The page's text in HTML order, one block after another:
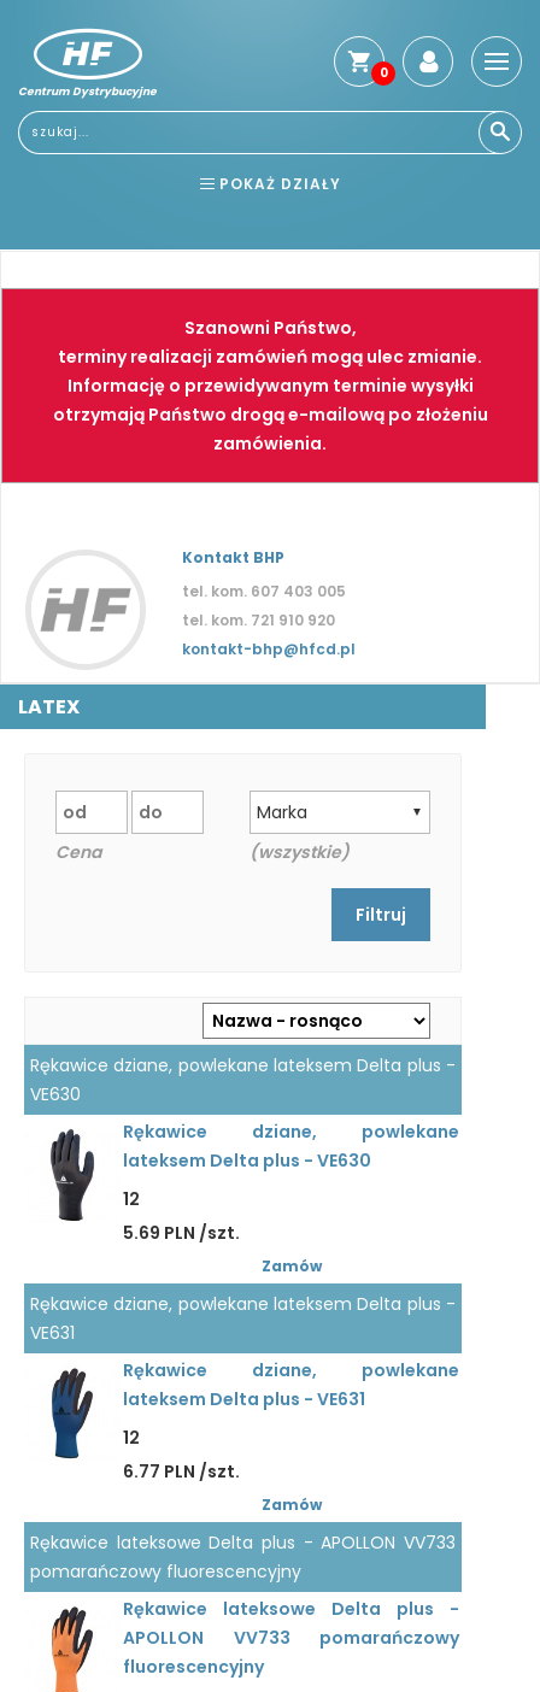
Centrum Dystrybucyjne
0
POKAŻ DZIAŁY
NARZĘDZIA SPAWALNICTWO
FARBY PNEUMATYKA
Szanowni Państwo,
terminy realizacji zamówień mogą ulec zmianie.
Informację o przewidywanym terminie wysyłki
otrzymają Państwo drogą e-mailową po złożeniu
zamówienia.
Kontakt BHP
tel. kom. 607 403 005
tel. kom. 721 910 920
kontakt-bhp@hfcd.pl
LATEX
Cena
▼
Marka
(wszystkie)
Rękawice dziane, powlekane lateksem Delta plus -
VE630
Rękawice dziane, powlekane
lateksem Delta plus - VE630
12
5.69 PLN /szt.
Zamów
Rękawice dziane, powlekane lateksem Delta plus -
VE631
Rękawice dziane, powlekane
lateksem Delta plus - VE631
12
6.77 PLN /szt.
Zamów
Rękawice lateksowe Delta plus - APOLLON VV733
pomarańczowy fluorescencyjny
Rękawice lateksowe Delta plus -
APOLLON VV733 pomarańczowy
fluorescencyjny